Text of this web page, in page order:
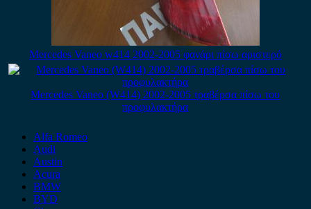
Mercedes Vaneo w414 2002-2005 φανάρι πίσω αριστερό
Mercedes Vaneo (W414) 2002-2005 τραβέρσα πίσω του
προφυλακτήρα
Alfa Romeo
Audi
Austin
Acura
BMW
BYD